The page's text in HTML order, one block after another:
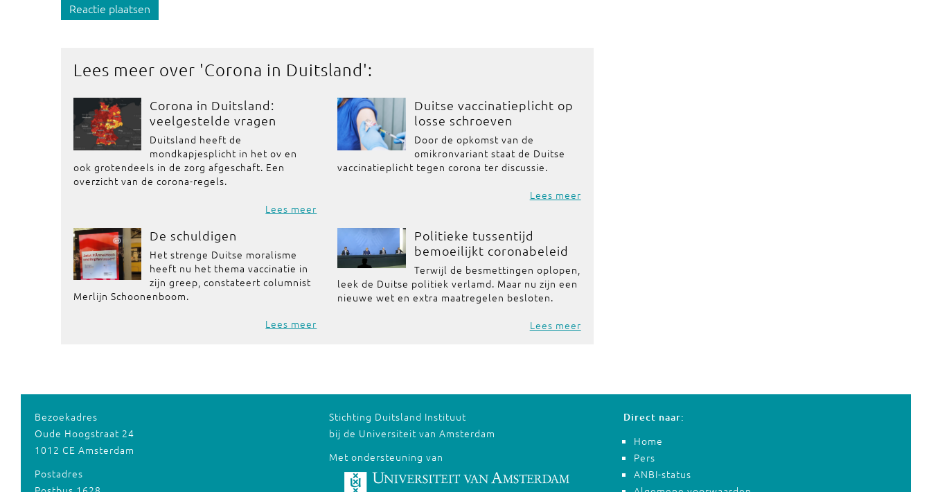
Reactie plaatsen
Lees meer over 'Corona in Duitsland':
Corona in Duitsland:
veelgestelde vragen
Duitsland heeft de
mondkapjesplicht in het ov en
ook grotendeels in de zorg afgeschaft. Een
overzicht van de corona-regels.
Lees meer
Duitse vaccinatieplicht op
losse schroeven
Door de opkomst van de
omikronvariant staat de Duitse
vaccinatieplicht tegen corona ter discussie.
Lees meer
De schuldigen
Het strenge Duitse moralisme
heeft nu het thema vaccinatie in
zijn greep, constateert columnist
Merlijn Schoonenboom.
Lees meer
Politieke tussentijd
bemoeilijkt coronabeleid
Terwijl de besmettingen oplopen,
leek de Duitse politiek verlamd. Maar nu zijn een
nieuwe wet en extra maatregelen besloten.
Lees meer
Bezoekadres
Oude Hoogstraat 24
1012 CE Amsterdam
Postadres
Stichting Duitsland Instituut
bij de Universiteit van Amsterdam
Met ondersteuning van
Direct naar:
Home
Pers
ANBI-status